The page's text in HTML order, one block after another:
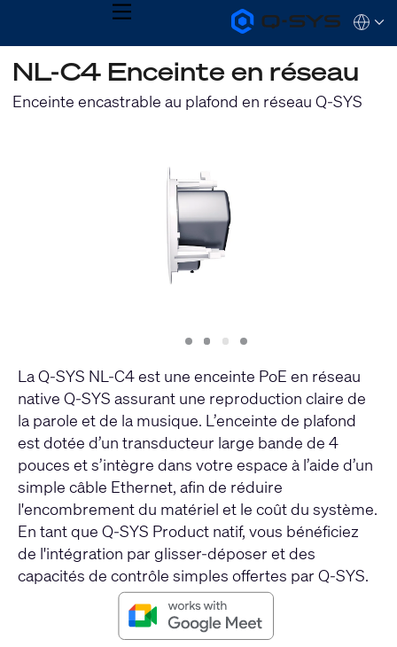
Q-
SYS
Products
Homepage
MENU
QSYS.com (English)
India (English)
Deutsch
Español
NL-C4 Enceinte en réseau
Enceinte encastrable au plafond en réseau Q-SYS
Slide
1 Slide
2 Slide
3 Slide
4
La Q-SYS NL-C4 est une enceinte PoE en réseau
native Q-SYS assurant une reproduction claire de
la parole et de la musique. L’enceinte de plafond
est dotée d’un transducteur large bande de 4
pouces et s’intègre dans votre espace à l’aide d’un
simple câble Ethernet, afin de réduire
l'encombrement du matériel et le coût du système.
En tant que Q-SYS Product natif, vous bénéficiez
de l'intégration par glisser-déposer et des
capacités de contrôle simples offertes par Q-SYS.